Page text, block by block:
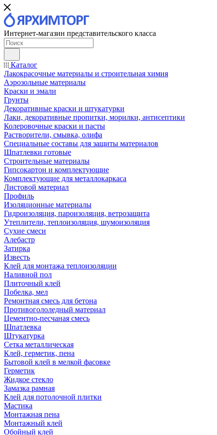
Интернет-магазин представительского класса
Каталог
Лакокрасочные материалы и строительная химия
Аэрозольные материалы
Краски и эмали
Грунты
Декоративные краски и штукатурки
Лаки, декоративные пропитки, морилки, антисептики
Колеровочные краски и пасты
Растворители, смывка, олифа
Специальные составы для защиты материалов
Шпатлевки готовые
Строительные материалы
Гипсокартон и комплектующие
Комплектующие для металлокаркаса
Листовой материал
Профиль
Изоляционные материалы
Гидроизоляция, пароизоляция, ветрозащита
Утеплители, теплоизоляция, шумоизоляция
Сухие смеси
Алебастр
Затирка
Известь
Клей для монтажа теплоизоляции
Наливной пол
Плиточный клей
Побелка, мел
Ремонтная смесь для бетона
Противогололедный материал
Цементно-песчаная смесь
Шпатлевка
Штукатурка
Сетка металлическая
Клей, герметик, пена
Бытовой клей в мелкой фасовке
Герметик
Жидкое стекло
Замазка рамная
Клей для потолочной плитки
Мастика
Монтажная пена
Монтажный клей
Обойный клей